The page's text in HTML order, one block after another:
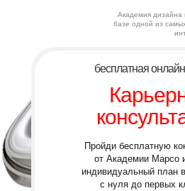
Академия дизайна
базе одной из
Пройди бесплатную
от Академии Марсо
индивидуальный план
с нуля до первых
бесплатная